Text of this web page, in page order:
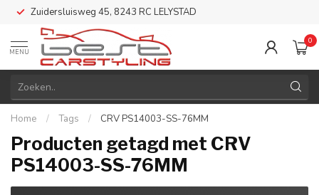
Zuidersluisweg 45, 8243 RC LELYSTAD
MENU
0
Home / Tags / CRV PS14003-SS-76MM
Producten getagd met CRV
PS14003-SS-76MM